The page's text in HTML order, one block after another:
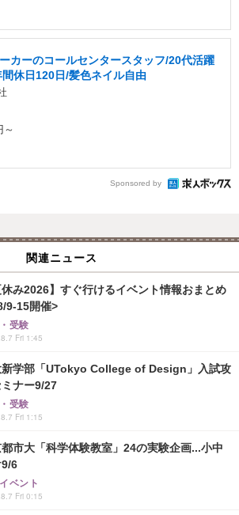
カーのコールセンタースタッフ/20代活躍
休日120日/髪色ネイル自由
～
Sponsored by
関連ニュース
休み2026】すぐ行けるイベント情報おまとめ
9-15開催>
受験
Fri 1:45
新学部「UTokyo College of Design」入試攻
ナー9/27
受験
Fri 1:15
市大「科学体験教室」24の実験企画...小中
9/6
ベント
Fri 0:15